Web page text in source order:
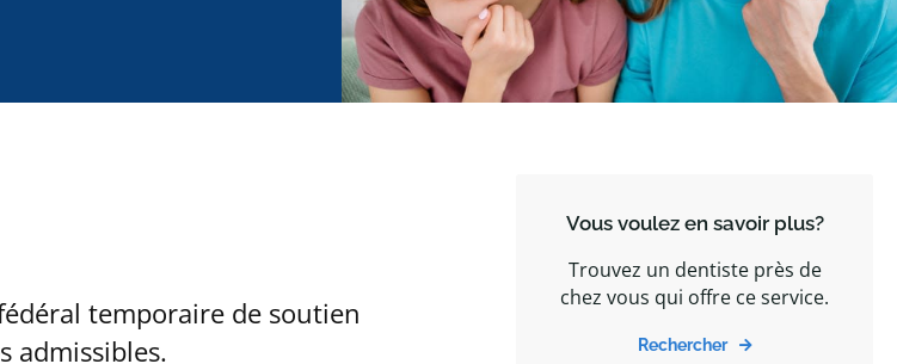
temporaire de soutien
admissibles.
Vous voulez en savoir plus?
Trouvez un dentiste près de
chez vous qui offre ce service.
Rechercher